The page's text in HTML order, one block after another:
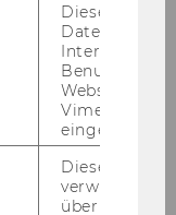
and
the tech­ni­cal
founda­ti­
re­se­arch agen­
e.g. by the
for
Dieses
Daten über
Interaktionen
Websites, auf
Vimeo-Video
eingebettet
Dieses
verwendet,
überprüfen,